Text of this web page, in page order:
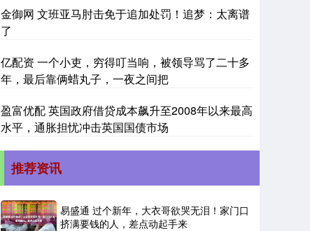
金御网 文班亚马肘击免于追加处罚！追梦：太离谱
了
亿配资 一个小吏，穷得叮当响，被领导骂了二十多
年，最后靠俩蜡丸子，一夜之间把
盈富优配 英国政府借贷成本飙升至2008年以来最高
水平，通胀担忧冲击英国国债市场
推荐资讯
易盛通 过个新年，大衣哥欲哭无泪！家门口
挤满要钱的人，差点动起手来